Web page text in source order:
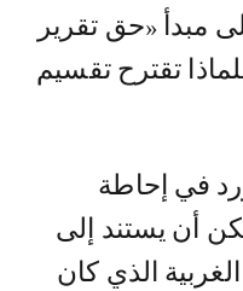
مبدأ «حق تقرير
تقترح تقسيم
في إحاطة
أن يستند إلى
الذي كان